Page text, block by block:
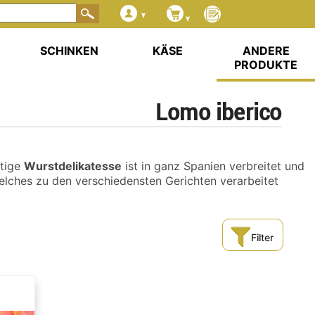
Lomo iberico
Wurstdelikatesse ist in ganz Spanien verbreitet und
zu den verschiedensten Gerichten verarbeitet
Filter
SCHINKEN KÄSE
ANDERE
PRODUKTE